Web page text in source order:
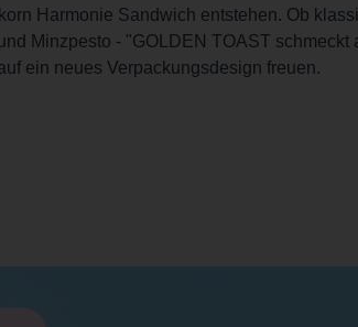
Harmonie Sandwich entstehen. Ob
Minzpesto - "GOLDEN TOAST
ein neues Verpackungsdesign freuen.